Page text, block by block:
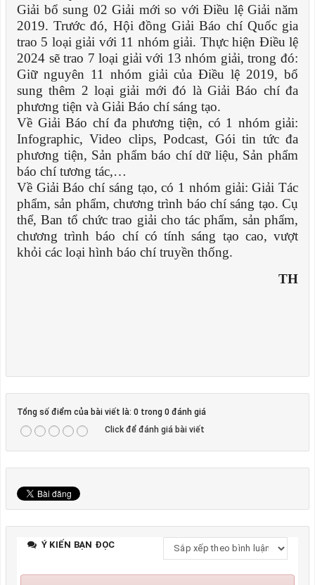
Giải bổ sung 02 Giải mới so với Điều lệ Giải năm
2019. Trước đó, Hội đồng Giải Báo chí Quốc gia
trao 5 loại giải với 11 nhóm giải. Thực hiện Điều lệ
2024 sẽ trao 7 loại giải với 13 nhóm giải, trong đó:
Giữ nguyên 11 nhóm giải của Điều lệ 2019, bổ
sung thêm 2 loại giải mới đó là Giải Báo chí đa
phương tiện và Giải Báo chí sáng tạo.
Về Giải Báo chí đa phương tiện, có 1 nhóm giải:
Infographic, Video clips, Podcast, Gói tin tức đa
phương tiện, Sản phẩm báo chí dữ liệu, Sản phẩm
báo chí tương tác,…
Về Giải Báo chí sáng tạo, có 1 nhóm giải: Giải Tác
phẩm, sản phẩm, chương trình báo chí sáng tạo. Cụ
thể, Ban tổ chức trao giải cho tác phẩm, sản phẩm,
chương trình báo chí có tính sáng tạo cao, vượt
khỏi các loại hình báo chí truyền thống.
TH
Tổng số điểm của bài viết là: 0 trong 0 đánh giá
Click để đánh giá bài viết
Ý KIẾN BẠN ĐỌC